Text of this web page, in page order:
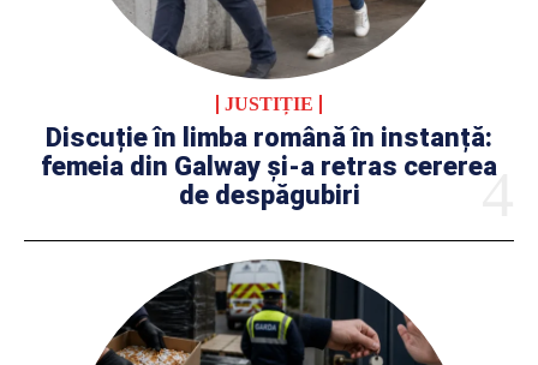
JUSTIȚIE
Discuție în limba română în instanță:
femeia din Galway și-a retras cererea
de despăgubiri